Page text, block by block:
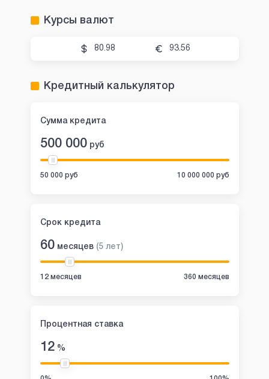
Курсы валют
80.98 93.56
Кредитный калькулятор
Сумма кредита
500 000 руб
50 000 руб 10 000 000 руб
Срок кредита
60 месяцев (5 лет)
12 месяцев 360 месяцев
Процентная ставка
12%